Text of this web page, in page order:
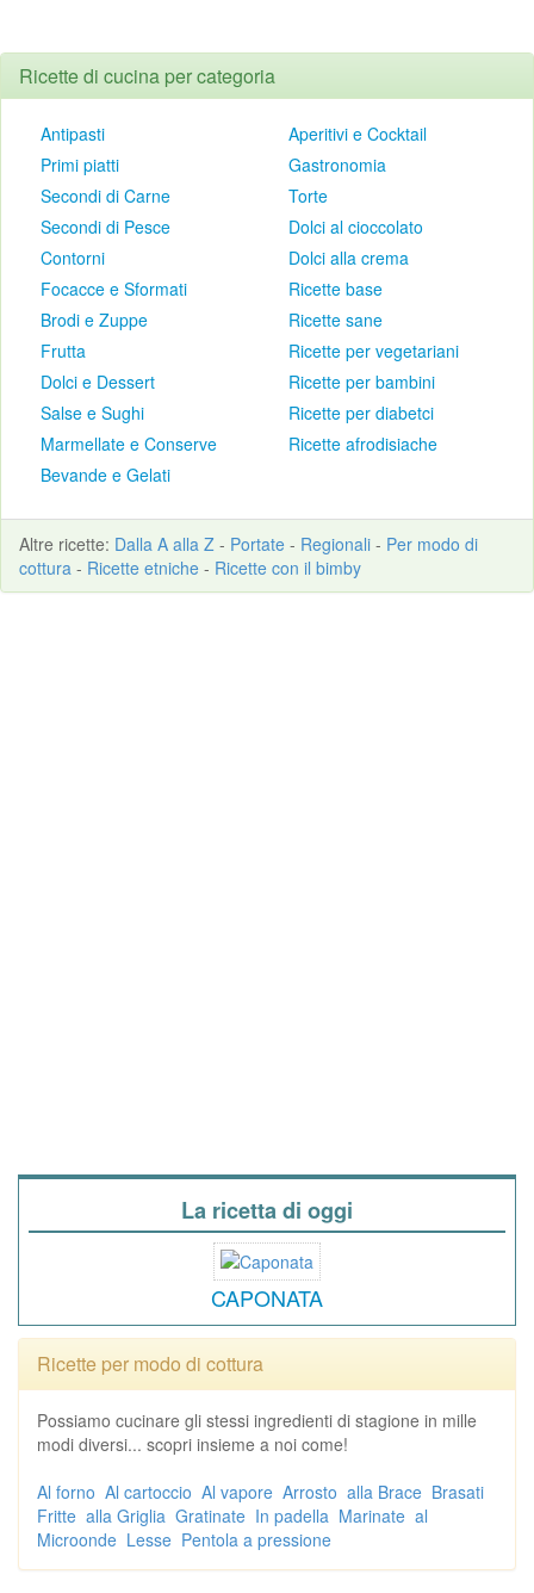
Ricette di cucina per categoria
Antipasti
Primi piatti
Secondi di Carne
Secondi di Pesce
Contorni
Focacce e Sformati
Brodi e Zuppe
Frutta
Dolci e Dessert
Salse e Sughi
Marmellate e Conserve
Bevande e Gelati
Aperitivi e Cocktail
Gastronomia
Torte
Dolci al cioccolato
Dolci alla crema
Ricette base
Ricette sane
Ricette per vegetariani
Ricette per bambini
Ricette per diabetci
Ricette afrodisiache
Altre ricette: Dalla A alla Z - Portate - Regionali - Per modo di
cottura - Ricette etniche - Ricette con il bimby
La ricetta di oggi
CAPONATA
Ricette per modo di cottura
Possiamo cucinare gli stessi ingredienti di stagione in mille
modi diversi... scopri insieme a noi come!
Al forno Al cartoccio Al vapore Arrosto alla Brace Brasati
Fritte alla Griglia Gratinate In padella Marinate al
Microonde Lesse Pentola a pressione